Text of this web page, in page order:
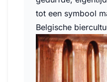
tot een symbool
Belgische